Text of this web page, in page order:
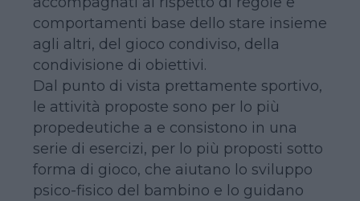
comportamenti base dello stare insieme
agli altri, del gioco condiviso, della
condivisione di obiettivi.
Dal punto di vista prettamente sportivo,
le attività proposte sono per lo più
propedeutiche a e consistono in una
serie di esercizi, per lo più proposti sotto
forma di gioco, che aiutano lo sviluppo
psico-fisico del bambino e lo guidano